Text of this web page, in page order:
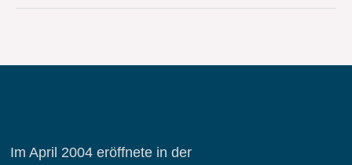
Im April 2004 eröffnete in der